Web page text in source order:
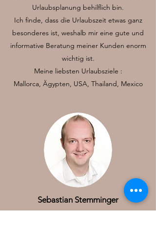
Urlaubsplanung behilflich bin.
Ich finde, dass die Urlaubszeit etwas ganz
besonderes ist, weshalb mir eine gute und
informative Beratung meiner Kunden enorm
wichtig ist.
Meine liebsten Urlaubsziele :
Mallorca, Ägypten, USA, Thailand, Mexico
Sebastian Stemminger